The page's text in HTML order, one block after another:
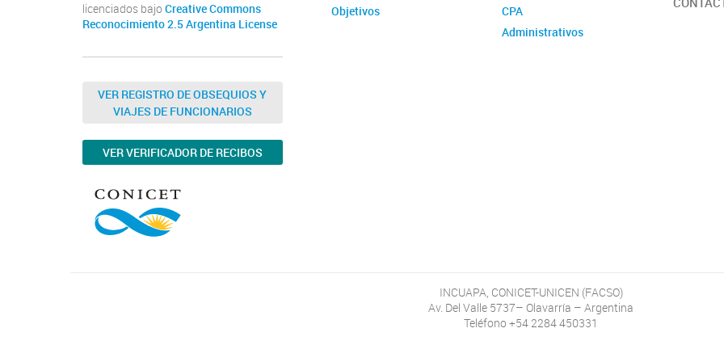
licenciados bajo Creative Commons
Reconocimiento 2.5 Argentina License
VER REGISTRO DE OBSEQUIOS Y
VIAJES DE FUNCIONARIOS
VER VERIFICADOR DE RECIBOS
Objetivos
CPA
Administrativos
INCUAPA, CONICET-UNICEN (FACSO)
Av. Del Valle 5737– Olavarría – Argentina
Teléfono +54 2284 450331